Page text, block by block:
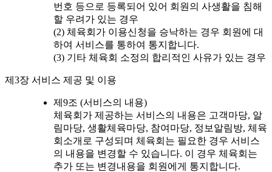
번호 등으로 등록되어 있어 회원의 사생활을 침해
할 우려가 있는 경우
(2) 체육회가 이용신청을 승낙하는 경우 회원에 대
하여 서비스를 통하여 통지합니다.
(3) 기타 체육회 소정의 합리적인 사유가 있는 경우
제3장 서비스 제공 및 이용
제9조 (서비스의 내용)
체육회가 제공하는 서비스의 내용은 고객마당, 알
림마당, 생활체육마당, 참여마당, 정보알림방, 체육
회소개로 구성되며 체육회는 필요한 경우 서비스
의 내용을 변경할 수 있습니다. 이 경우 체육회는
추가 또는 변경내용을 회원에게 통지합니다.